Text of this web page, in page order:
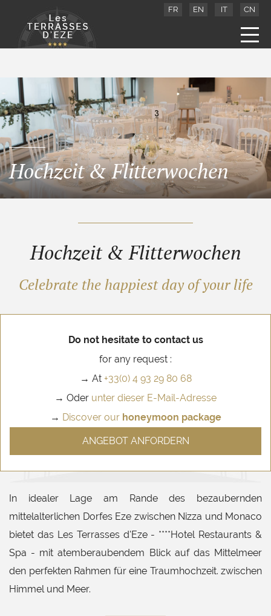
FR EN IT CN
Hochzeit & Flitterwochen
Hochzeit & Flitterwochen
Celebrate the happiest day of your life
Do not hesitate to contact us
for any request :
→ At +33(0) 4 93 29 80 68
→ Oder unter dieser E-Mail-Adresse
→ Discover our honeymoon package
ANGEBOT ANFORDERN
In idealer Lage am Rande des bezaubernden
mittelalterlichen Dorfes Eze zwischen Nizza und Monaco
bietet das Les Terrasses d'Eze - ****Hotel Restaurants &
Spa - mit atemberaubendem Blick auf das Mittelmeer
den perfekten Rahmen für eine Traumhochzeit. zwischen
Himmel und Meer.